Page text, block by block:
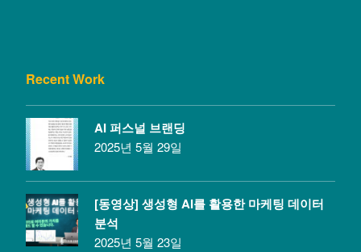
Recent Work
AI 퍼스널 브랜딩
2025년 5월 29일
[동영상] 생성형 AI를 활용한 마케팅 데이터
분석
2025년 5월 23일